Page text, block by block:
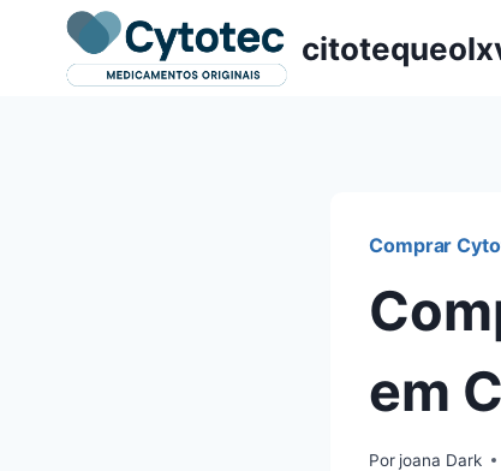
Comprar
em
Por joana Dark